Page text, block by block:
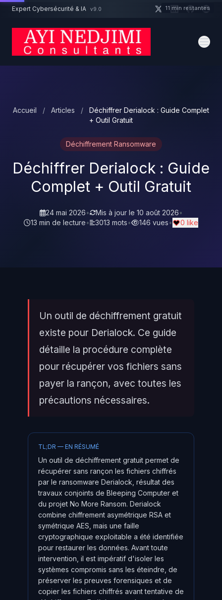
Aller au contenu principal
Expert Cybersécurité & IA v9.0
Accueil / Articles /
Déchiffrer Derialock : Guide Complet
+ Outil Gratuit
Déchiffrement Ransomware
Déchiffrer Derialock : Guide
Complet + Outil Gratuit
24 mai 2026• Mis à jour le 10 août 2026•
13 min de lecture• 3013 mots• 146 vues• 0 like
Un outil de déchiffrement gratuit
existe pour Derialock. Ce guide
détaille la procédure complète
pour récupérer vos fichiers sans
payer la rançon, avec toutes les
précautions nécessaires.
TL;DR — EN RÉSUMÉ
Un outil de déchiffrement gratuit permet de
récupérer sans rançon les fichiers chiffrés
par le ransomware Derialock, résultat des
travaux conjoints de Bleeping Computer et
du projet No More Ransom. Derialock
combine chiffrement asymétrique RSA et
symétrique AES, mais une faille
cryptographique exploitable a été identifiée
pour restaurer les données. Avant toute
intervention, il est impératif d'isoler les
systèmes compromis sans les éteindre, de
préserver les preuves forensiques et de
copier les fichiers chiffrés avant tentative de
Un projet cybersécurité ? 11 min restantes